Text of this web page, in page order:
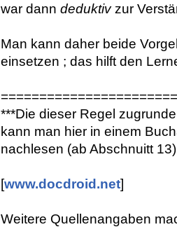
war dann deduktivzur
Man kann daher beide
einsetzen ; das hilft den
***Die dieser Regel
kann man hier in einem
nachlesen (ab Abschnuitt
[www.docdroid.net]
Weitere Quellenangaben